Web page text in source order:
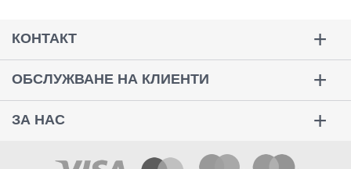
КОНТАКТ
ОБСЛУЖВАНЕ НА КЛИЕНТИ
ЗА НАС